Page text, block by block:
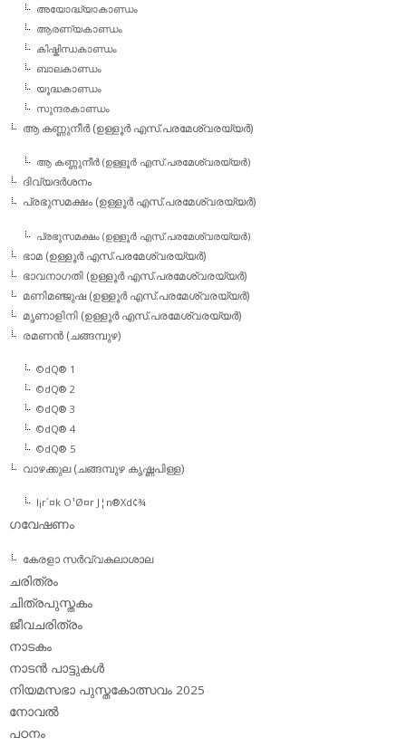
അയോദ്ധ്യാകാണ്ഡം
ആരണ്യകാണ്ഡം
കിഷ്കിന്ധകാണ്ഡം
ബാലകാണ്ഡം
യൂദ്ധകാണ്ഡം
സുന്ദരകാണ്ഡം
ആ കണ്ണുനീര്‍ (ഉള്ളൂര്‍ എസ്.പരമേശ്വരയ്യര്‍)
ആ കണ്ണുനീര്‍ (ഉള്ളൂര്‍ എസ്.പരമേശ്വരയ്യര്‍)
ദിവ്യദര്‍ശനം
പ്രഭുസമക്ഷം (ഉള്ളൂര്‍ എസ്.പരമേശ്വരയ്യര്‍)
പ്രഭുസമക്ഷം (ഉള്ളൂര്‍ എസ്.പരമേശ്വരയ്യര്‍)
ഭാമ (ഉള്ളൂര്‍ എസ്.പരമേശ്വരയ്യര്‍)
ഭാവനാഗതി (ഉള്ളൂര്‍ എസ്.പരമേശ്വരയ്യര്‍)
മണിമഞ്ജുഷ (ഉള്ളൂര്‍ എസ്.പരമേശ്വരയ്യര്‍)
മൃണാളിനി (ഉള്ളൂര്‍ എസ്.പരമേശ്വരയ്യര്‍)
രമണന്‍ (ചങ്ങമ്പുഴ)
©dQ® 1
©dQ® 2
©dQ® 3
©dQ® 4
©dQ® 5
വാഴക്കുല (ചങ്ങമ്പുഴ കൃഷ്ണപിള്ള)
l¡r´¤k O¹Ø¤r J¦n®Xd¢¾
ഗവേഷണം
കേരളാ സര്‍വ്വകലാശാല
ചരിത്രം
ചിത്രപുസ്തകം
ജീവചരിത്രം
നാടകം
നാടന്‍ പാട്ടുകള്‍
നിയമസഭാ പുസ്തകോത്സവം 2025
നോവല്‍
പഠനം